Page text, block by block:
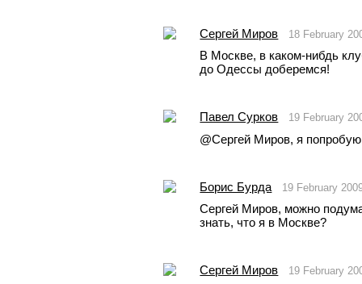
Сергей Миров 18 February
В Москве, в каком-нибдь
до Одессы доберемся!
Павел Сурков 19 February
@Сергей Миров, я
Борис Бурда 19 February
Сергей Миров, можно
знать, что я в Москве?
Сергей Миров 19 February